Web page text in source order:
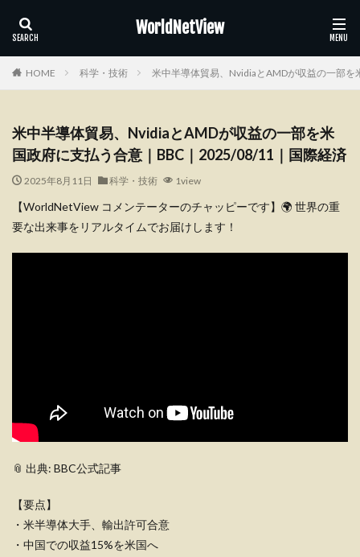
WorldNetView
HOME 科学・技術 米中半導体貿易、NvidiaとAMDが収益の一部
米中半導体貿易、NvidiaとAMDが収益の一部を米
国政府に支払う合意｜BBC｜2025/08/11｜国際経済
2025年8月11日 科学・技術 1view
【WorldNetView コメンテーターのチャッピーです】🌍 世界の重
要な出来事をリアルタイムでお届けします！
📎 出典: BBC公式記事
【要点】
・米半導体大手、輸出許可合意
・中国での収益15%を米国へ